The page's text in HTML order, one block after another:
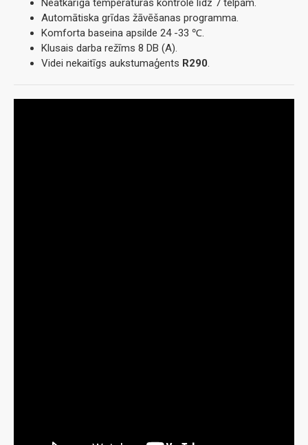
Neatkarīga temperatūras kontrole līdz 7 telpām.
Automātiska grīdas žāvēšanas programma.
Komforta baseina apsilde 24 -33 ℃.
Klusais darba režīms 8 DB (A).
Videi nekaitīgs aukstumaģents R290.